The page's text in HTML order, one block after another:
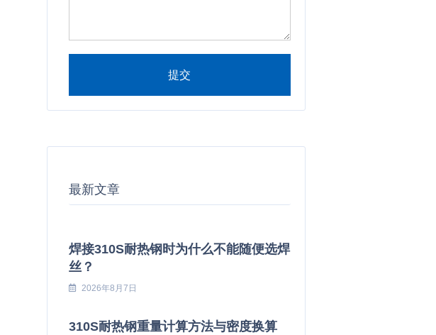
提交
最新文章
焊接310S耐热钢时为什么不能随便选焊
丝？
2026年8月7日
310S耐热钢重量计算方法与密度换算